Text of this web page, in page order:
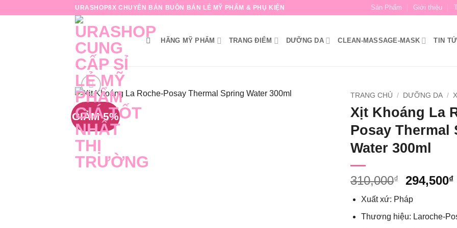
URASHOP8X CHUYÊN BÁN BUÔN BÁN LẺ MỸ PHẨM & PHỤ KIỆN Sản Phẩm Giới thiệu
HÃNG MỸ PHẨM TRANG ĐIỂM DƯỠNG DA CLEAN-MASSAGE-MASK TIN
GIẢM 5%
TRANG CHỦ / DƯỠNG DA /
Xịt Khoáng La
Posay Thermal
Water 300ml
310,000₫
Giá
gốc
là:
294,500₫
Xuất xứ: Pháp
Thương hiệu: Laroche-